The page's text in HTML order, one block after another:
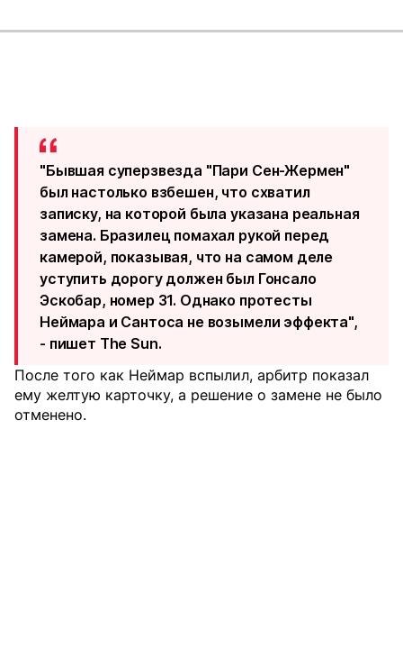
"Бывшая суперзвезда "Пари Сен-Жермен"
был настолько взбешен, что схватил
записку, на которой была указана реальная
замена. Бразилец помахал рукой перед
камерой, показывая, что на самом деле
уступить дорогу должен был Гонсало
Эскобар, номер 31. Однако протесты
Неймара и Сантоса не возымели эффекта",
- пишет The Sun.
После того как Неймар вспылил, арбитр показал
ему желтую карточку, а решение о замене не было
отменено.